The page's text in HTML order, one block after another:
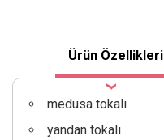
Ürün Özellikleri
medusa tokalı
yandan tokalı